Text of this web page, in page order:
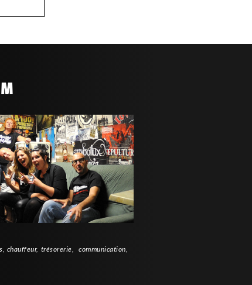
chauffeur, trésorerie, communication,